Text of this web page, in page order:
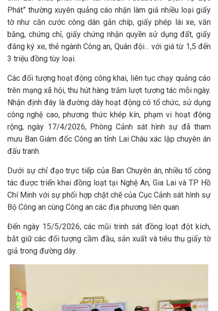
Phát” thường xuyên quảng cáo nhận làm giả nhiều loại giấy
tờ như căn cước công dân gắn chíp, giấy phép lái xe, văn
bằng, chứng chỉ, giấy chứng nhận quyền sử dụng đất, giấy
đăng ký xe, thẻ ngành Công an, Quân đội… với giá từ 1,5 đến
3 triệu đồng tùy loại.
Các đối tượng hoạt động công khai, liên tục chạy quảng cáo
trên mạng xã hội, thu hút hàng trăm lượt tương tác mỗi ngày.
Nhận định đây là đường dây hoạt động có tổ chức, sử dụng
công nghệ cao, phương thức khép kín, phạm vi hoạt động
rộng, ngày 17/4/2026, Phòng Cảnh sát hình sự đã tham
mưu Ban Giám đốc Công an tỉnh Lai Châu xác lập chuyên án
đấu tranh.
Dưới sự chỉ đạo trực tiếp của Ban Chuyên án, nhiều tổ công
tác được triển khai đồng loạt tại Nghệ An, Gia Lai và TP Hồ
Chí Minh với sự phối hợp chặt chẽ của Cục Cảnh sát hình sự
Bộ Công an cùng Công an các địa phương liên quan.
Đến ngày 15/5/2026, các mũi trinh sát đồng loạt đột kích,
bắt giữ các đối tượng cầm đầu, sản xuất và tiêu thụ giấy tờ
giả trong đường dây.